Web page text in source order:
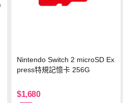
Nintendo Switch 2 microSD Ex
press特規記憶卡 256G
$1,680